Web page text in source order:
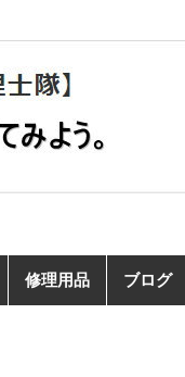
修理用品 ブログ